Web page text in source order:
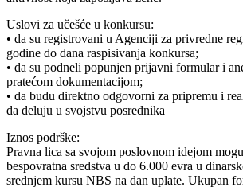
Uslovi za učešće u konkursu:
• da su registrovani u Agenciji za privredne
godine do dana raspisivanja konkursa;
• da su podneli popunjen prijavni formular i
pratećom dokumentacijom;
• da budu direktno odgovorni za pripremu i
da deluju u svojstvu posrednika
Iznos podrške:
Pravna lica sa svojom poslovnom idejom
bespovratna sredstva u do 6.000 evra u
srednjem kursu NBS na dan uplate. Ukupan